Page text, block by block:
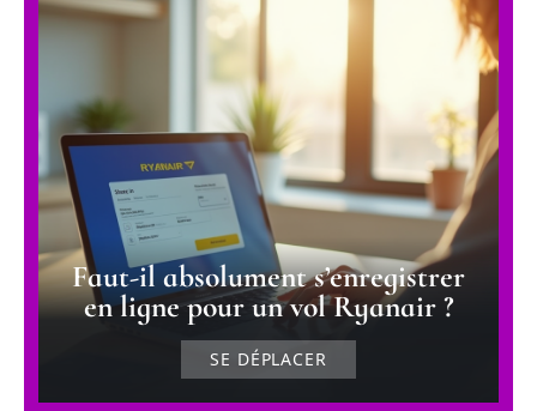
Faut-il absolument s’enregistrer
en ligne pour un vol Ryanair ?
SE DÉPLACER